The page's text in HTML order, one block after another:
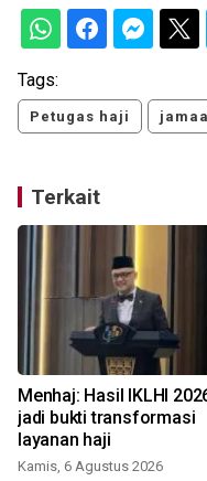
Tags:
Petugas haji
Terkait
Menhaj: Hasil IKLHI
jadi bukti transformasi
layanan haji
Kamis, 6 Agustus 2026